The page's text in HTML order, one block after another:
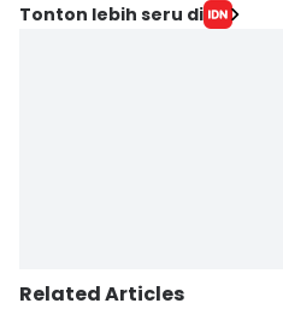
Tonton lebih seru di
Related Articles